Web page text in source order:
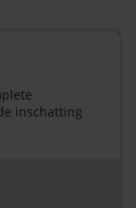
inschatting